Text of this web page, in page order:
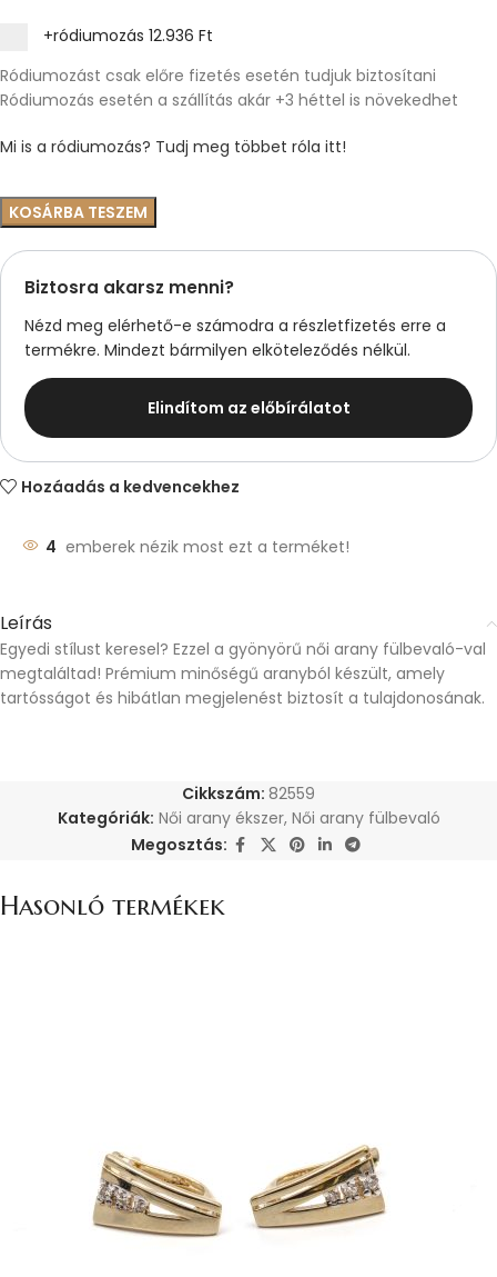
+ródiumozás 12.936 Ft
Ródiumozást csak előre fizetés esetén tudjuk biztosítani
Ródiumozás esetén a szállítás akár +3 héttel is növekedhet
Mi is a ródiumozás? Tudj meg többet róla itt!
KOSÁRBA TESZEM
Biztosra akarsz menni?
Nézd meg elérhető-e számodra a részletfizetés erre a
termékre. Mindezt bármilyen elköteleződés nélkül.
Elindítom az előbírálatot
Hozáadás a kedvencekhez
4 emberek nézik most ezt a terméket!
Leírás
Egyedi stílust keresel? Ezzel a gyönyörű női arany fülbevaló-val
megtaláltad! Prémium minőségű aranyból készült, amely
tartósságot és hibátlan megjelenést biztosít a tulajdonosának.
Cikkszám: 82559
Kategóriák: Női arany ékszer, Női arany fülbevaló
Megosztás:
Hasonló termékek